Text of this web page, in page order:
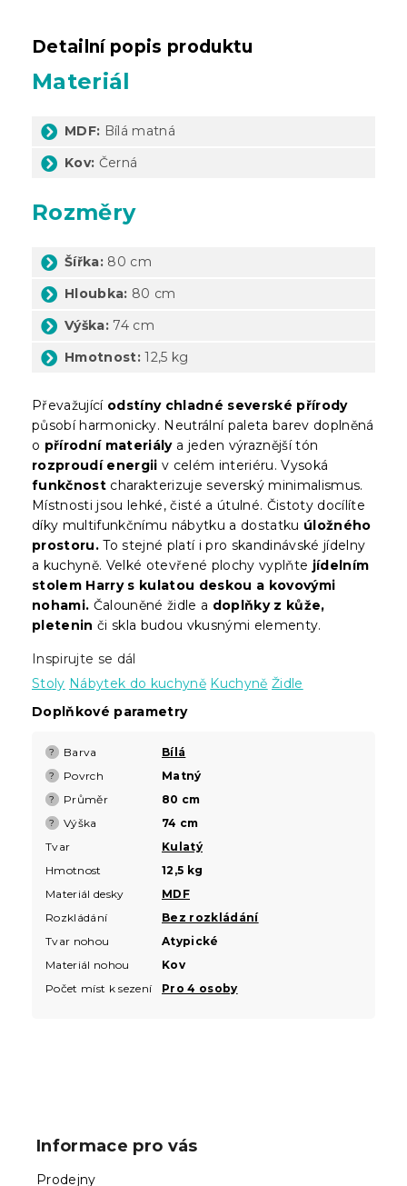
Detailní popis produktu
Materiál
MDF: Bílá matná
Kov: Černá
Rozměry
Šířka: 80 cm
Hloubka: 80 cm
Výška: 74 cm
Hmotnost: 12,5 kg
Převažující odstíny chladné severské přírody
působí harmonicky. Neutrální paleta barev doplněná
o přírodní materiálya jeden výraznější tón
rozproudí energii v celém interiéru. Vysoká
funkčnost charakterizuje severský minimalismus.
Místnosti jsou lehké, čisté a útulné. Čistoty docílíte
díky multifunkčnímu nábytku a dostatku úložného
prostoru. To stejné platí i pro skandinávské jídelny
a kuchyně. Velké otevřené plochy vyplňte jídelním
stolem Harry s kulatou deskou a kovovými
nohami. Čalouněné židle a doplňky z kůže,
pletenin či skla budou vkusnými elementy.
Inspirujte se dál
Stoly Nábytek do kuchyně Kuchyně Židle
Doplňkové parametry
? Barva Bílá
? Povrch Matný
? Průměr 80 cm
? Výška
74 cm
Tvar
Kulatý
Hmotnost
12,5 kg
Materiál desky
MDF
Rozkládání
Bez rozkládání
Tvar nohou
Atypické
Materiál nohou
Kov
Počet míst k sezení
Pro 4 osoby
Informace pro vás
Prodejny